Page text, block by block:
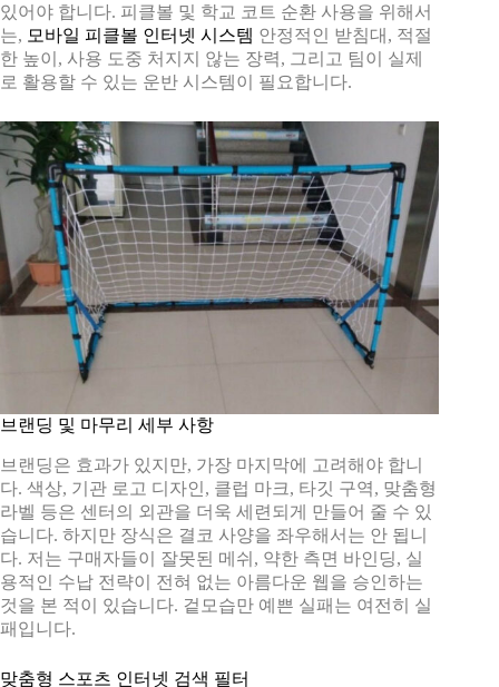
있어야 합니다. 피클볼 및 학교 코트 순환 사용을 위해서
는, 모바일 피클볼 인터넷 시스템 안정적인 받침대, 적절
한 높이, 사용 도중 처지지 않는 장력, 그리고 팀이 실제
로 활용할 수 있는 운반 시스템이 필요합니다.
브랜딩 및 마무리 세부 사항
브랜딩은 효과가 있지만, 가장 마지막에 고려해야 합니
다. 색상, 기관 로고 디자인, 클럽 마크, 타깃 구역, 맞춤형
라벨 등은 센터의 외관을 더욱 세련되게 만들어 줄 수 있
습니다. 하지만 장식은 결코 사양을 좌우해서는 안 됩니
다. 저는 구매자들이 잘못된 메쉬, 약한 측면 바인딩, 실
용적인 수납 전략이 전혀 없는 아름다운 웹을 승인하는
것을 본 적이 있습니다. 겉모습만 예쁜 실패는 여전히 실
패입니다.
맞춤형 스포츠 인터넷 검색 필터